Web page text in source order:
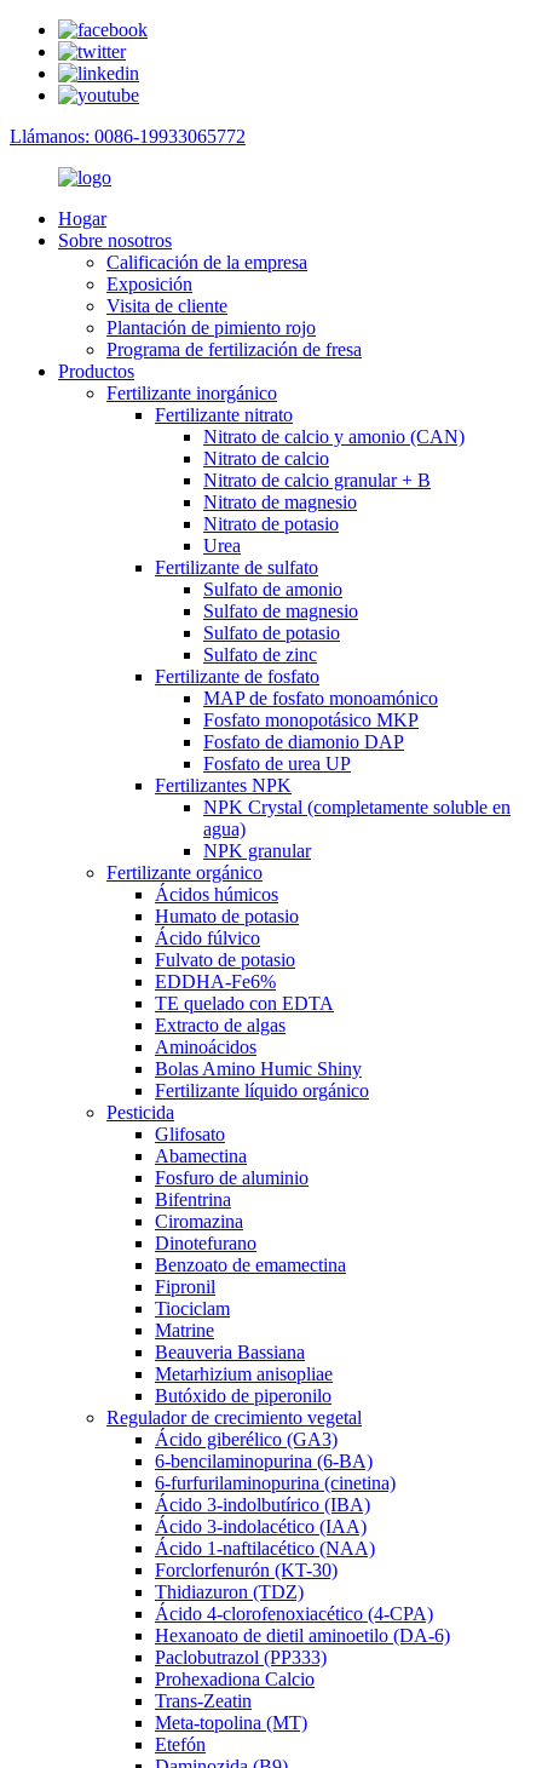
Llámanos: 0086-19933065772
Hogar
Sobre nosotros
Calificación de la empresa
Exposición
Visita de cliente
Plantación de pimiento rojo
Programa de fertilización de fresa
Productos
Fertilizante inorgánico
Fertilizante nitrato
Nitrato de calcio y amonio (CAN)
Nitrato de calcio
Nitrato de calcio granular + B
Nitrato de magnesio
Nitrato de potasio
Urea
Fertilizante de sulfato
Sulfato de amonio
Sulfato de magnesio
Sulfato de potasio
Sulfato de zinc
Fertilizante de fosfato
MAP de fosfato monoamónico
Fosfato monopotásico MKP
Fosfato de diamonio DAP
Fosfato de urea UP
Fertilizantes NPK
NPK Crystal (completamente soluble en
agua)
NPK granular
Fertilizante orgánico
Ácidos húmicos
Humato de potasio
Ácido fúlvico
Fulvato de potasio
EDDHA-Fe6%
TE quelado con EDTA
Extracto de algas
Aminoácidos
Bolas Amino Humic Shiny
Fertilizante líquido orgánico
Pesticida
Glifosato
Abamectina
Fosfuro de aluminio
Bifentrina
Ciromazina
Dinotefurano
Benzoato de emamectina
Fipronil
Tiociclam
Matrine
Beauveria Bassiana
Metarhizium anisopliae
Butóxido de piperonilo
Regulador de crecimiento vegetal
Ácido giberélico (GA3)
6-bencilaminopurina (6-BA)
6-furfurilaminopurina (cinetina)
Ácido 3-indolbutírico (IBA)
Ácido 3-indolacético (IAA)
Ácido 1-naftilacético (NAA)
Forclorfenurón (KT-30)
Thidiazuron (TDZ)
Ácido 4-clorofenoxiacético (4-CPA)
Hexanoato de dietil aminoetilo (DA-6)
Paclobutrazol (PP333)
Prohexadiona Calcio
Trans-Zeatin
Meta-topolina (MT)
Etefón